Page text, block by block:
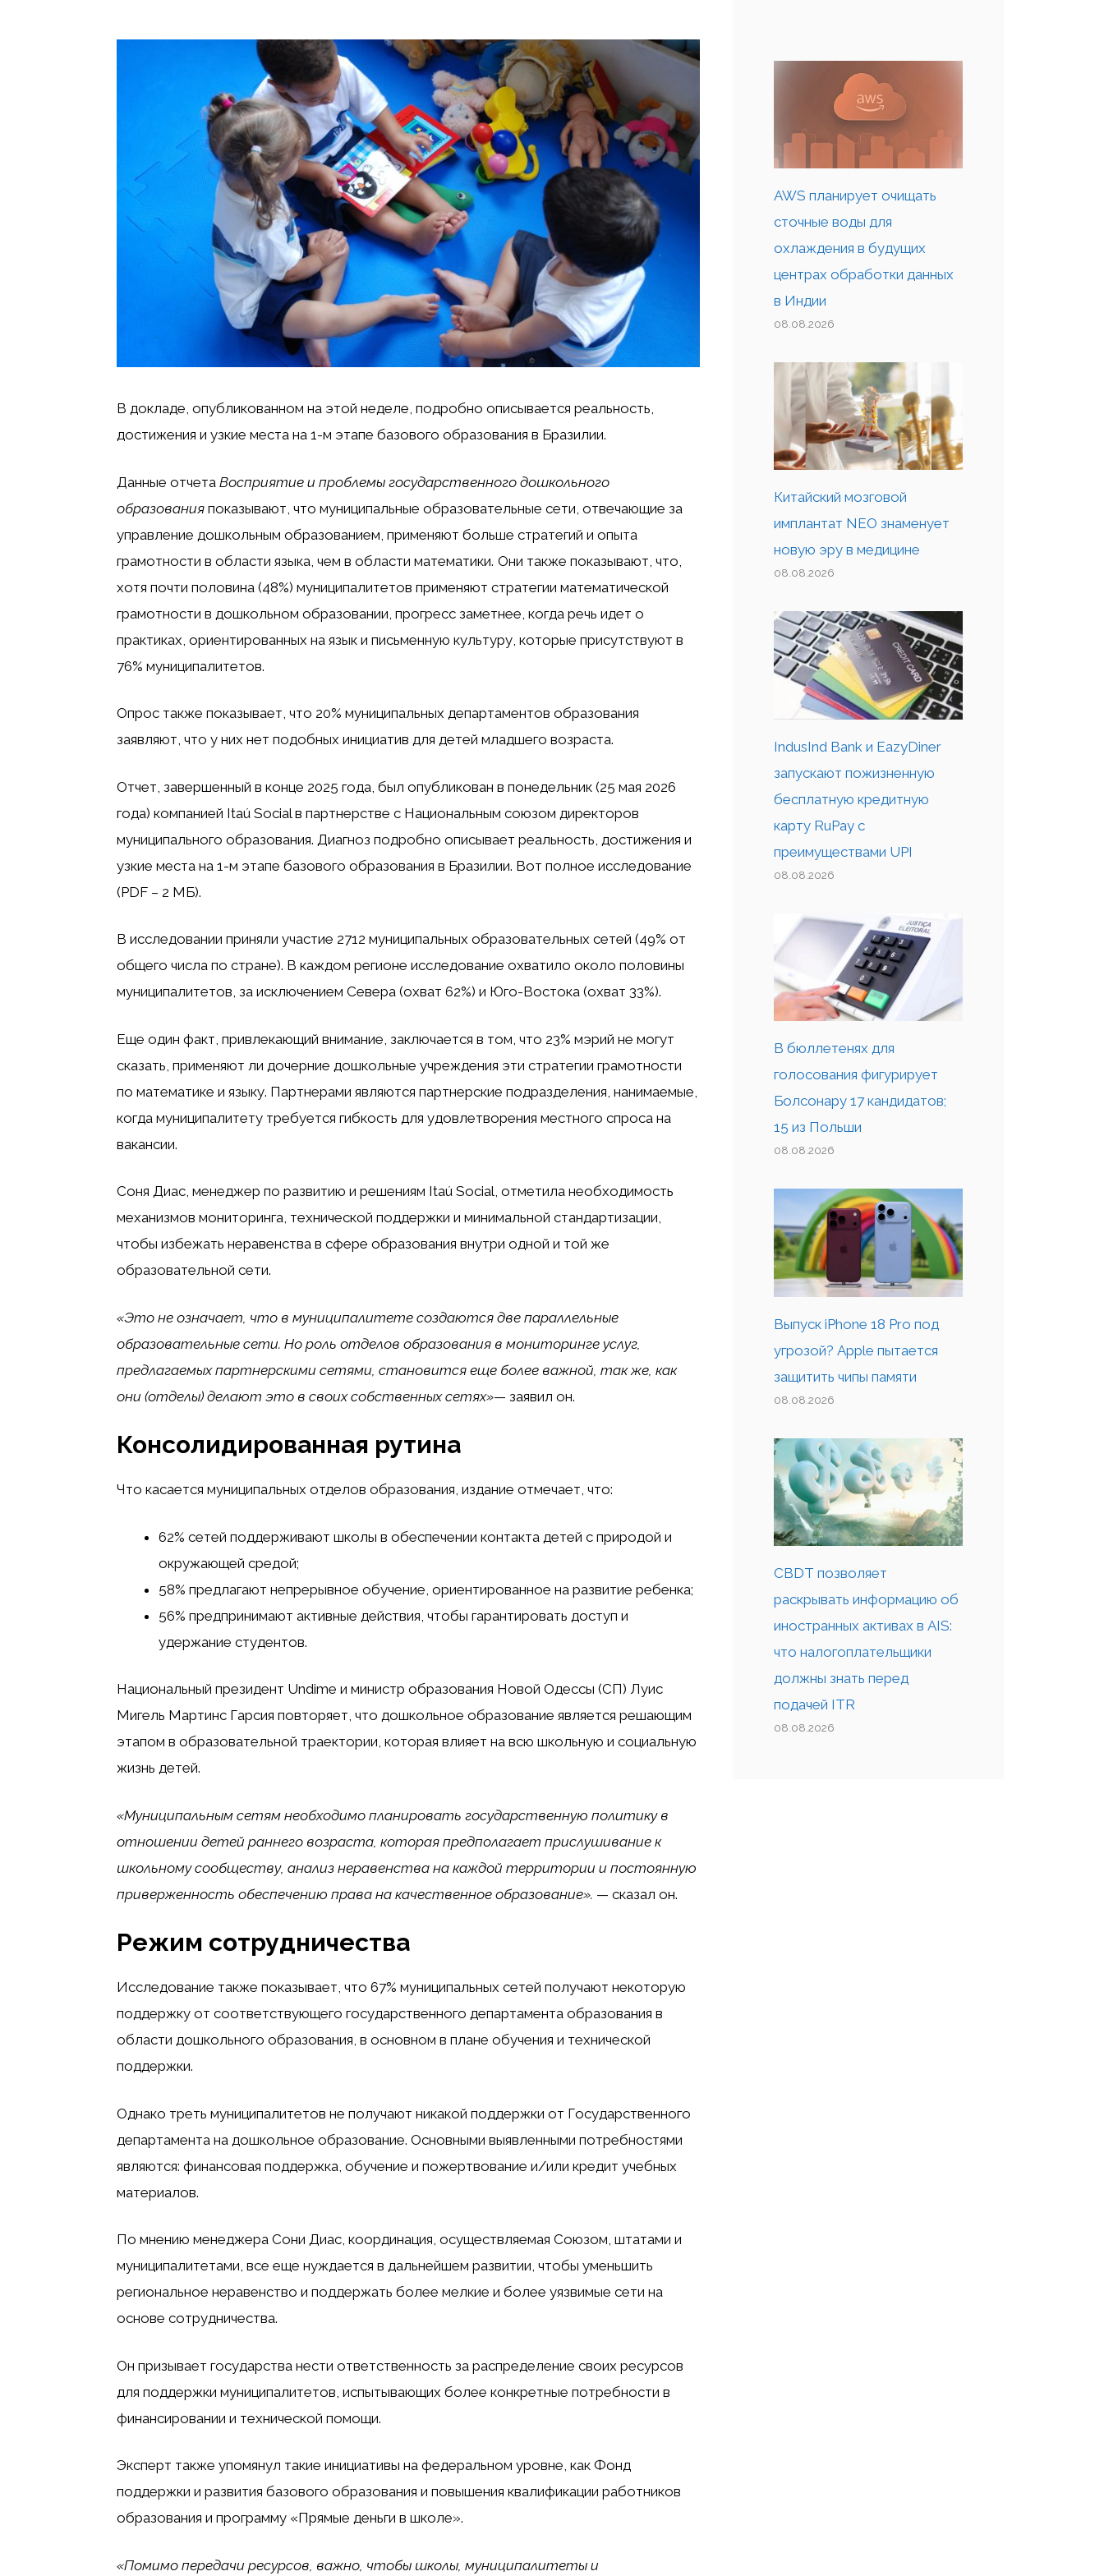
В докладе, опубликованном на этой неделе, подробно описывается реальность,
достижения и узкие места на 1-м этапе базового образования в Бразилии.
Данные отчета Восприятие и проблемы государственного дошкольного
образования показывают, что муниципальные образовательные сети, отвечающие за
управление дошкольным образованием, применяют больше стратегий и опыта
грамотности в области языка, чем в области математики. Они также показывают, что,
хотя почти половина (48%) муниципалитетов применяют стратегии математической
грамотности в дошкольном образовании, прогресс заметнее, когда речь идет о
практиках, ориентированных на язык и письменную культуру, которые присутствуют в
76% муниципалитетов.
Опрос также показывает, что 20% муниципальных департаментов образования
заявляют, что у них нет подобных инициатив для детей младшего возраста.
Отчет, завершенный в конце 2025 года, был опубликован в понедельник (25 мая 2026
года) компанией Itaú Social в партнерстве с Национальным союзом директоров
муниципального образования. Диагноз подробно описывает реальность, достижения и
узкие места на 1-м этапе базового образования в Бразилии. Вот полное исследование
(PDF – 2 МБ).
В исследовании приняли участие 2712 муниципальных образовательных сетей (49% от
общего числа по стране). В каждом регионе исследование охватило около половины
муниципалитетов, за исключением Севера (охват 62%) и Юго-Востока (охват 33%).
Еще один факт, привлекающий внимание, заключается в том, что 23% мэрий не могут
сказать, применяют ли дочерние дошкольные учреждения эти стратегии грамотности
по математике и языку. Партнерами являются партнерские подразделения, нанимаемые,
когда муниципалитету требуется гибкость для удовлетворения местного спроса на
вакансии.
Соня Диас, менеджер по развитию и решениям Itaú Social, отметила необходимость
механизмов мониторинга, технической поддержки и минимальной стандартизации,
чтобы избежать неравенства в сфере образования внутри одной и той же
образовательной сети.
«Это не означает, что в муниципалитете создаются две параллельные
образовательные сети. Но роль отделов образования в мониторинге услуг,
предлагаемых партнерскими сетями, становится еще более важной, так же, как
они (отделы) делают это в своих собственных сетях»— заявил он.
Консолидированная рутина
Что касается муниципальных отделов образования, издание отмечает, что:
62% сетей поддерживают школы в обеспечении контакта детей с природой и
окружающей средой;
58% предлагают непрерывное обучение, ориентированное на развитие ребенка;
56% предпринимают активные действия, чтобы гарантировать доступ и
удержание студентов.
Национальный президент Undime и министр образования Новой Одессы (СП) Луис
Мигель Мартинс Гарсия повторяет, что дошкольное образование является решающим
этапом в образовательной траектории, которая влияет на всю школьную и социальную
жизнь детей.
«Муниципальным сетям необходимо планировать государственную политику в
отношении детей раннего возраста, которая предполагает прислушивание к
школьному сообществу, анализ неравенства на каждой территории и постоянную
приверженность обеспечению права на качественное образование». — сказал он.
Режим сотрудничества
Исследование также показывает, что 67% муниципальных сетей получают некоторую
поддержку от соответствующего государственного департамента образования в
области дошкольного образования, в основном в плане обучения и технической
поддержки.
Однако треть муниципалитетов не получают никакой поддержки от Государственного
департамента на дошкольное образование. Основными выявленными потребностями
являются: финансовая поддержка, обучение и пожертвование и/или кредит учебных
материалов.
По мнению менеджера Сони Диас, координация, осуществляемая Союзом, штатами и
муниципалитетами, все еще нуждается в дальнейшем развитии, чтобы уменьшить
региональное неравенство и поддержать более мелкие и более уязвимые сети на
основе сотрудничества.
Он призывает государства нести ответственность за распределение своих ресурсов
для поддержки муниципалитетов, испытывающих более конкретные потребности в
финансировании и технической помощи.
Эксперт также упомянул такие инициативы на федеральном уровне, как Фонд
поддержки и развития базового образования и повышения квалификации работников
образования и программу «Прямые деньги в школе».
«Помимо передачи ресурсов, важно, чтобы школы, муниципалитеты и
AWS планирует очищать
сточные воды для
охлаждения в будущих
центрах обработки данных
в Индии
08.08.2026
Китайский мозговой
имплантат NEO знаменует
новую эру в медицине
08.08.2026
IndusInd Bank и EazyDiner
запускают пожизненную
бесплатную кредитную
карту RuPay с
преимуществами UPI
08.08.2026
В бюллетенях для
голосования фигурирует
Болсонару 17 кандидатов;
15 из Польши
08.08.2026
Выпуск iPhone 18 Pro под
угрозой? Apple пытается
защитить чипы памяти
08.08.2026
CBDT позволяет
раскрывать информацию об
иностранных активах в AIS:
что налогоплательщики
должны знать перед
подачей ITR
08.08.2026